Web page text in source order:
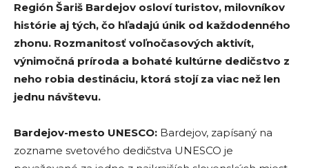
Región Šariš Bardejov osloví turistov, milovníkov
histórie aj tých, čo hľadajú únik od každodenného
zhonu. Rozmanitosť voľnočasových aktivít,
výnimočná príroda a bohaté kultúrne dedičstvo z
neho robia destináciu, ktorá stojí za viac než len
jednu návštevu.
Bardejov-mesto UNESCO: Bardejov, zapísaný na
zozname svetového dedičstva UNESCO je